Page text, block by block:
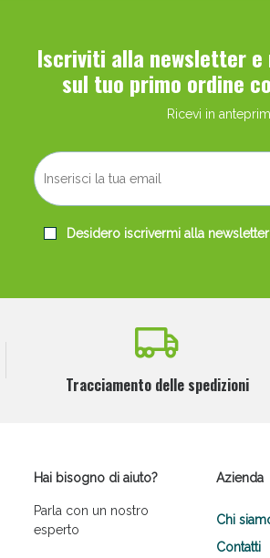
Iscriviti alla newsletter
sul tuo primo ordine
Ricevi in
Desidero iscrivermi alla
Tracciamento delle spedizioni
Hai bisogno di aiuto?
Parla con un nostro
esperto
Azienda
Chi
Contatti